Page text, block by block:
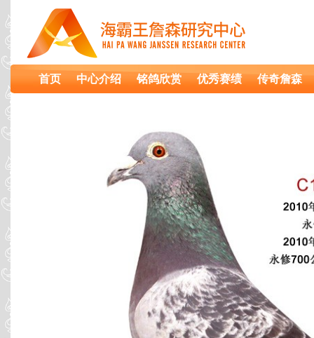
首页 中心介绍 铭鸽欣赏 优秀赛绩 传奇詹森